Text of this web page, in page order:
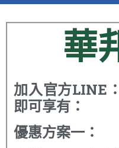
華
加入官方LINE
即可享有：
優惠方案一：